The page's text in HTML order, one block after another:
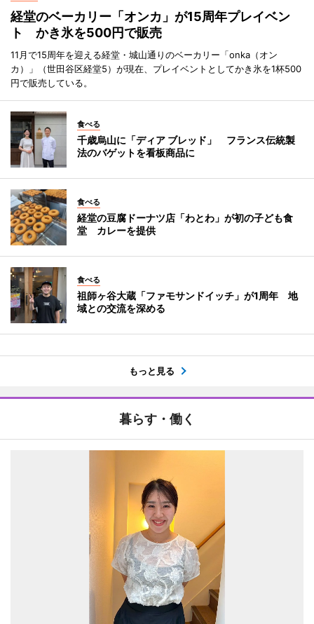
経堂のベーカリー「オンカ」が15周年プレイベン
ト かき氷を500円で販売
11月で15周年を迎える経堂・城山通りのベーカリー「onka（オン
カ）」（世田谷区経堂5）が現在、プレイベントとしてかき氷を1杯500
円で販売している。
食べる
千歳烏山に「ディア ブレッド」 フランス伝統製
法のバゲットを看板商品に
食べる
経堂の豆腐ドーナツ店「わとわ」が初の子ども食
堂 カレーを提供
食べる
祖師ヶ谷大蔵「ファモサンドイッチ」が1周年 地
域との交流を深める
もっと見る
暮らす・働く